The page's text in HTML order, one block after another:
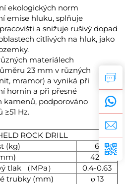
ekologických norm
emise hluku, splňuje
a snižuje rušivý dopad
citlivých na hluk, jako
materiálech
23 mm v různých
mramor) a vyniká při
hornin a při přesné
kamenů, podporováno
Hz.
ROCK DRILL
(kg)
6
426
tlak （MPa）
0.4-0.63
trubky (mm)
φ 13